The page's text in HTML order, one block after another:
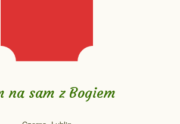
na sam z Bogiem